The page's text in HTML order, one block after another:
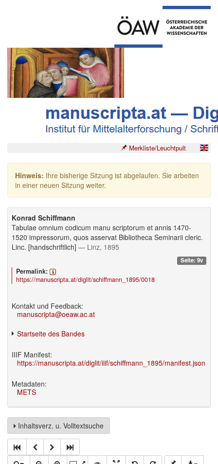
Merkliste/Leuchtpult
Hinweis: Ihre bisherige Sitzung ist abgelaufen. Sie arbeiten
in einer neuen Sitzung weiter.
Konrad Schiffmann
Tabulae omnium codicum manu scriptorum et annis 1470-
1520 impressorum, quos asservat Bibliotheca Seminarii cleric.
Linc. [handschriftlich] — Linz, 1895
Seite: 9v
Permalink:
https://manuscripta.at/diglit/schiffmann_1895/0018
Kontakt und Feedback:
manuscripta@oeaw.ac.at
Startseite des Bandes
IIIF Manifest:
https://manuscripta.at/diglit/iiif/schiffmann_1895/manifest.json
Metadaten:
METS
Inhaltsverz. u. Volltextsuche